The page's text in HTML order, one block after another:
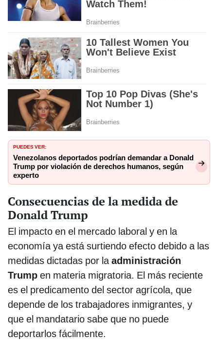
PUEDES VER:
Venezolanos deportados podrían demandar a Donald
Trump por violación de derechos humanos, según
experto
Consecuencias de la medida de
Donald Trump
El impacto en el mercado laboral y en la
economía ya está surtiendo efecto debido a las
medidas dictadas por la administración
Trump en materia migratoria. El más reciente
es el predicamento del sector agrícola, que
depende de los trabajadores inmigrantes, y
que el mandatario sabe que no puede
deportarlos fácilmente.